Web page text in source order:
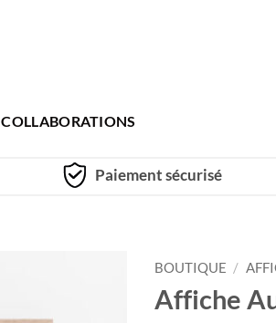
COLLABORATIONS
Paiement sécurisé
BOUTIQUE /
Affiche